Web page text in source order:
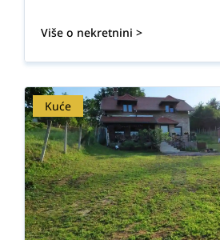
Više o nekretnini >
Kuće